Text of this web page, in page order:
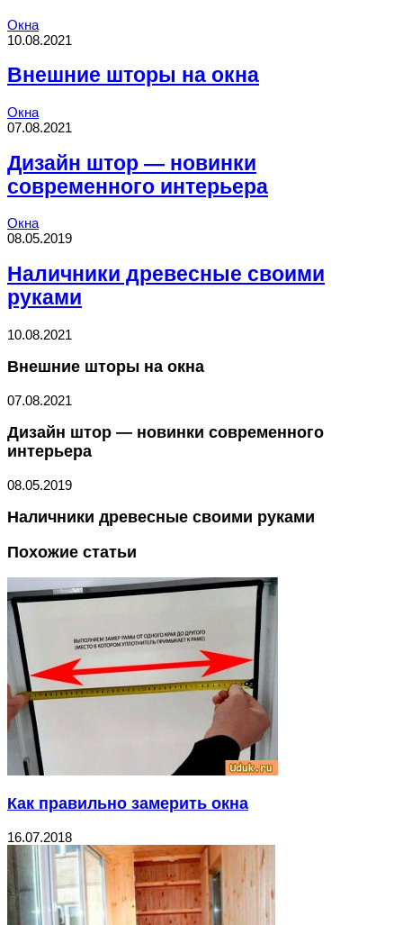
Окна
10.08.2021
Внешние шторы на окна
Окна
07.08.2021
Дизайн штор — новинки
современного интерьера
Окна
08.05.2019
Наличники древесные своими
руками
10.08.2021
Внешние шторы на окна
07.08.2021
Дизайн штор — новинки современного
интерьера
08.05.2019
Наличники древесные своими руками
Похожие статьи
Как правильно замерить окна
16.07.2018